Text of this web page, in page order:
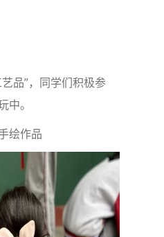
品”，同学们积极参
中。
绘作品